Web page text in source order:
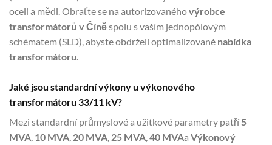
oceli a mědi. Obraťte se na autorizovanéhovýrobce
transformátorů v Číněspolu s vaším jednopólovým
schématem (SLD), abyste obdrželi optimalizované nabídka
transformátoru.
Jaké jsou standardní výkony u výkonového
transformátoru 33/11 kV?
Mezi standardní průmyslové a užitkové parametry patří 5
MVA, 10 MVA, 20 MVA, 25 MVA,40 MVAa Výkonový